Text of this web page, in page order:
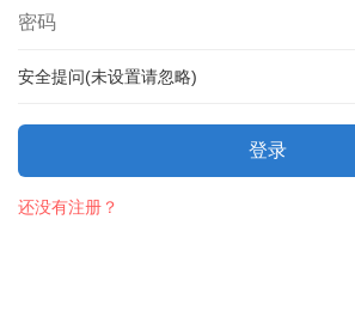
安全提问(未设置请忽略)
登录
还没有注册？